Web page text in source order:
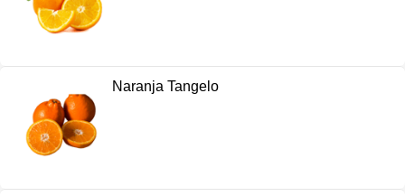
Naranja Tangelo